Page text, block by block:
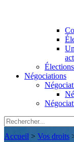
Négociations
Accueil > Vos droits